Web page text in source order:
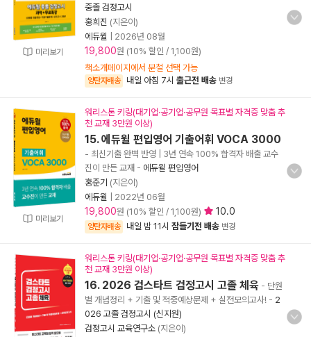
미리보기
중졸 검정고시
홍희진 (지은이)
에듀윌
2026년 08월
19,800원 (10% 할인 / 1,100원)
책소개페이지에서 분철 선택 가능
양탄자배송 내일 아침 7시 출근전 배송 변경
미리보기
워리스톤 키링(대기업·공기업·공무원 목표별 자격증 맞춤 추
천 교재 3만원 이상)
15. 에듀윌 편입영어 기출어휘 VOCA 3000
- 최신기출 완벽 반영 | 3년 연속 100% 합격자 배출 교수
진이 만든 교재 - 에듀윌 편입영어
홍준기 (지은이)
에듀윌
2022년 06월
19,800원 (10% 할인 / 1,100원) 10.0
양탄자배송 내일 밤 11시 잠들기전 배송 변경
워리스톤 키링(대기업·공기업·공무원 목표별 자격증 맞춤 추
천 교재 3만원 이상)
16. 2026 검스타트 검정고시 고졸 체육 - 단원
별 개념정리 + 기출 및 적중예상문제 + 실전모의고사! - 2
026 고졸 검정고시 (신지원)
검정고시 교육연구소 (지은이)